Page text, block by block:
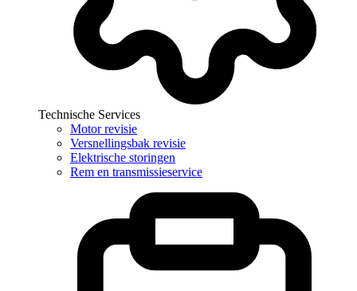
Technische Services
Motor revisie
Versnellingsbak revisie
Elektrische storingen
Rem en transmissieservice